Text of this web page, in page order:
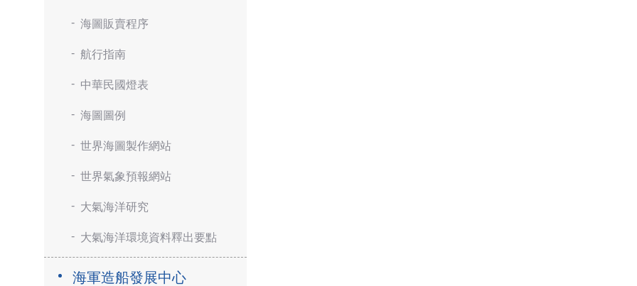
海圖販賣程序
航行指南
中華民國燈表
海圖圖例
世界海圖製作網站
世界氣象預報網站
大氣海洋研究
大氣海洋環境資料釋出要點
海軍造船發展中心